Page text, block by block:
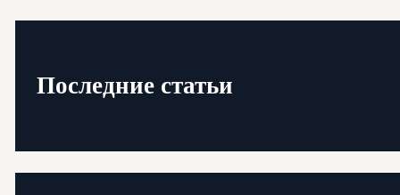
Последние статьи